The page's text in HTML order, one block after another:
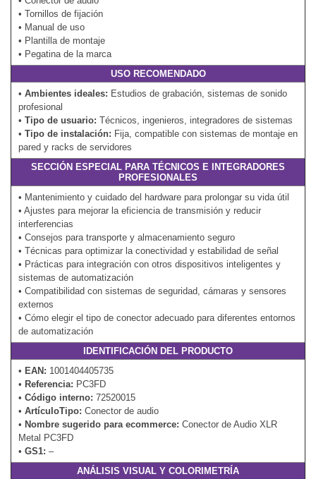
• Tornillos de fijación
• Manual de uso
• Plantilla de montaje
• Pegatina de la marca
USO RECOMENDADO
• Ambientes ideales: Estudios de grabación, sistemas de sonido
profesional
• Tipo de usuario: Técnicos, ingenieros, integradores de sistemas
• Tipo de instalación: Fija, compatible con sistemas de montaje en
pared y racks de servidores
SECCIÓN ESPECIAL PARA TÉCNICOS E INTEGRADORES
PROFESIONALES
• Mantenimiento y cuidado del hardware para prolongar su vida útil
• Ajustes para mejorar la eficiencia de transmisión y reducir
interferencias
• Consejos para transporte y almacenamiento seguro
• Técnicas para optimizar la conectividad y estabilidad de señal
• Prácticas para integración con otros dispositivos inteligentes y
sistemas de automatización
• Compatibilidad con sistemas de seguridad, cámaras y sensores
externos
• Cómo elegir el tipo de conector adecuado para diferentes entornos
de automatización
IDENTIFICACIÓN DEL PRODUCTO
• EAN: 1001404405735
• Referencia: PC3FD
• Código interno: 72520015
• ArtículoTipo: Conector de audio
• Nombre sugerido para ecommerce: Conector de Audio XLR
Metal PC3FD
• GS1: –
ANÁLISIS VISUAL Y COLORIMETRÍA